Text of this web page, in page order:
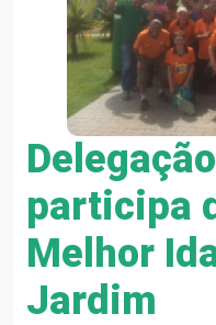
participa
Melhor
Jardim